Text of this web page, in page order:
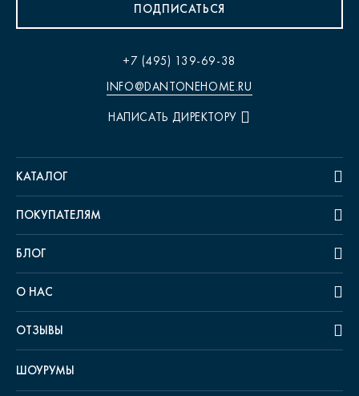
ПОДПИСАТЬСЯ
+7 (495) 139-69-38
INFO@DANTONEHOME.RU
НАПИСАТЬ ДИРЕКТОРУ
КАТАЛОГ
ПОКУПАТЕЛЯМ
БЛОГ
О НАС
ОТЗЫВЫ
ШОУРУМЫ